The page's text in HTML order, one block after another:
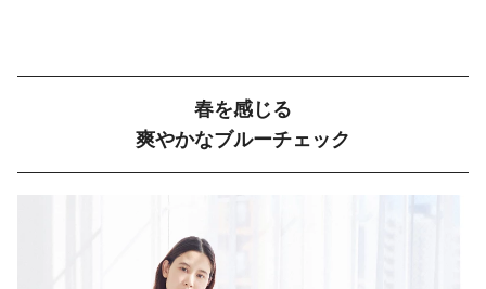
春を感じる
爽やかなブルーチェック